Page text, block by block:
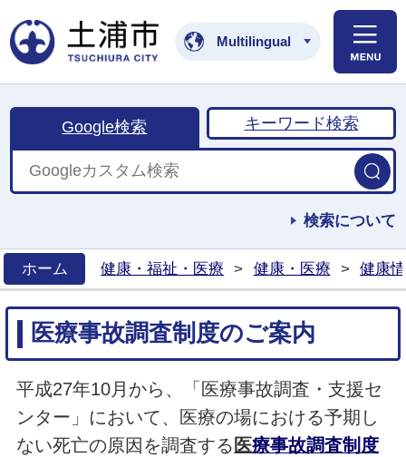
土浦市公式ホームペ
Multilingual
Google検索 キーワード検索
検索について
ホーム
健康・福祉・医療 > 健康・医療 > 健康
医療事故調査制度のご案内
平成27年10月から、「医療事故調査・支援セ
ンター」において、医療の場における予期し
ない死亡の原因を調査する 医療事故調査制度